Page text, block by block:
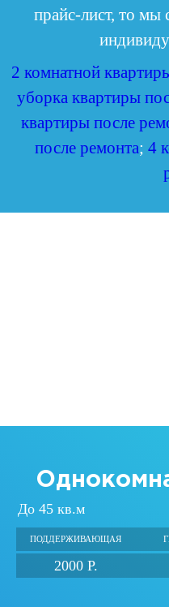
прайс-лист, то мы
2 комнатной
уборка квартиры
квартиры после
после ремонта; 4
До 45 кв.м
ПОДДЕРЖИВАЮЩАЯ
2000 Р.